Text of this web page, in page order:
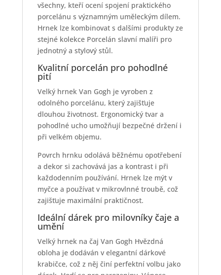
všechny, kteří ocení spojení praktického
porcelánu s významným uměleckým dílem.
Hrnek lze kombinovat s dalšími produkty ze
stejné kolekce Porcelán slavní malíři pro
jednotný a stylový stůl.
Kvalitní porcelán pro pohodlné
pití
Velký hrnek Van Gogh je vyroben z
odolného porcelánu, který zajišťuje
dlouhou životnost. Ergonomický tvar a
pohodlné ucho umožňují bezpečné držení i
při velkém objemu.
Povrch hrnku odolává běžnému opotřebení
a dekor si zachovává jas a kontrast i při
každodenním používání. Hrnek lze mýt v
myčce a používat v mikrovlnné troubě, což
zajišťuje maximální praktičnost.
Ideální dárek pro milovníky čaje a
umění
Velký hrnek na čaj Van Gogh Hvězdná
obloha je dodáván v elegantní dárkové
krabičce, což z něj činí perfektní volbu jako